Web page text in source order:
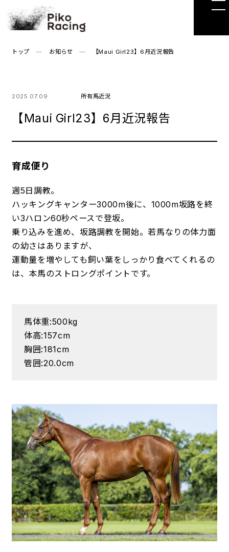
to
content
トップ お知らせ 【Maui Girl23】6月近況報告
2025.07.09 所有馬近況
【Maui Girl23】6月近況報告
育成便り
週5日調教。
ハッキングキャンター3000m後に、1000m坂路を終
い3ハロン60秒ペースで登坂。
乗り込みを進め、坂路調教を開始。若馬なりの体力面
の幼さはありますが、
運動量を増やしても飼い葉をしっかり食べてくれるの
は、本馬のストロングポイントです。
馬体重:500kg
体高:157cm
胸囲:181cm
管囲:20.0cm